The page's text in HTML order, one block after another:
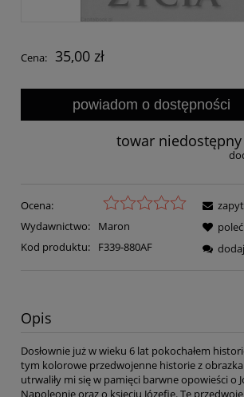
Cena: 35,00 zł
powiadom o dostępności
towar niedostępny
Ocena:
Wydawnictwo:
Maron
Kod produktu:
F339-880AF
Opis
Dosłownie już w wieku 6 lat pokochałem
tym kolorowe przedwojenne historie z
utrwaliły mi się w pamięci barwne opowieści o
Napoleonie oraz o księciu Józefie. Te